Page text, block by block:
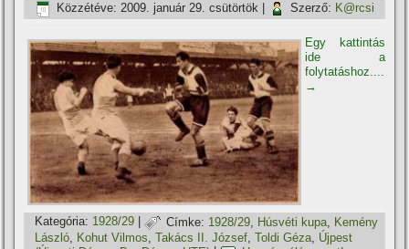
Közzétéve: 2009. január 29. csütörtök Szerző: K@rcsi
Egy kattintás
ide a
folytatáshoz....
→
Kategória: 1928/29 | Címke: 1928/29 Húsvéti kupa
Kemény
László, Kohut Vilmos,Takács II. József,Toldi Géza, Újpest